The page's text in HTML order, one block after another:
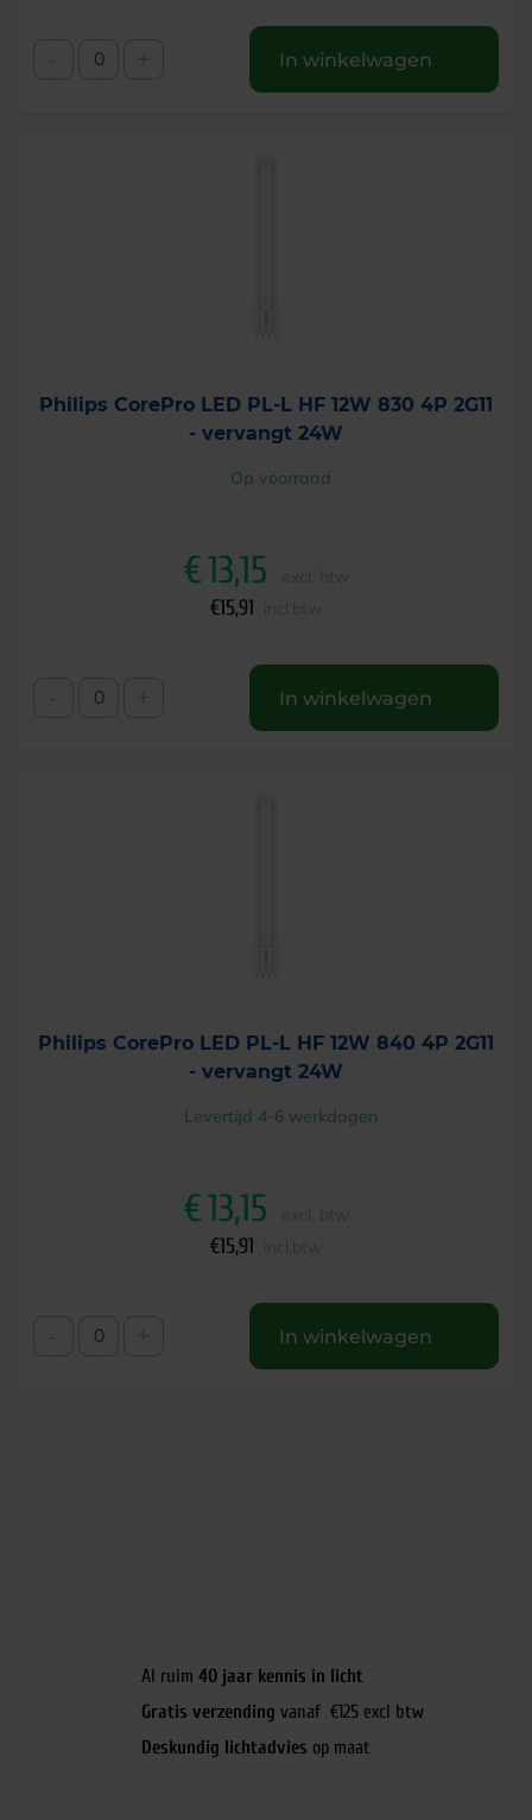
In winkelwagen
Philips CorePro LED PL-L HF 12W 830 4P 2G11
- vervangt 24W
Op voorraad
€13,15
€15,91
In winkelwagen
Philips CorePro LED PL-L HF 12W 840 4P 2G11
- vervangt 24W
Levertijd 4-6 werkdagen
€13,15
€15,91
In winkelwagen
Al ruim 40 jaar kennis in licht
Gratis verzending vanaf €125 excl btw
Deskundig lichtadvies op maat